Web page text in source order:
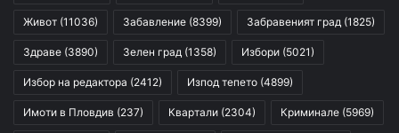
Живот (11036) Забавление (8399) Забравеният град (1825)
Здраве (3890) Зелен град (1358) Избори (5021)
Избор на редактора (2412) Изпод тепето (4899)
Имоти в Пловдив (237) Квартали (2304) Криминале (5969)